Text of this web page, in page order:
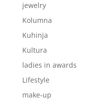
jewelry
Kolumna
Kuhinja
Kultura
ladies in awards
Lifestyle
make-up